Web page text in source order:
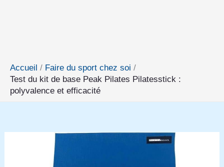
Accueil
Faire du sport chez soi
Test du kit de base Peak Pilates Pilatesstick :
polyvalence et efficacité